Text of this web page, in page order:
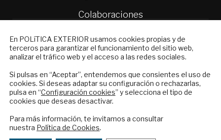
Colaboraciones
Contacto
Política Exterior
Afkar/Ideas
© 2026 - Fundación Análisis de Política
Legal|Política de Privacidad y de Cookies
En POLíTICA EXTERIOR usamos cookies propias y de
terceros para garantizar el funcionamiento del sitio web,
analizar el tráfico web y el acceso a las redes sociales.
Si pulsas en “Aceptar”, entendemos que consientes el uso de
cookies. Si deseas adaptar su configuración o rechazarlas,
pulsa en “Configuración cookies” y selecciona el tipo de
cookies que deseas desactivar.
Para más información, te invitamos a consultar
nuestra Política de Cookies.
NEWSLETTER
Suscríbase a nuestro boletín electrónico y
reciba en su correo el mejor análisis
internacional en español.
Checkbox